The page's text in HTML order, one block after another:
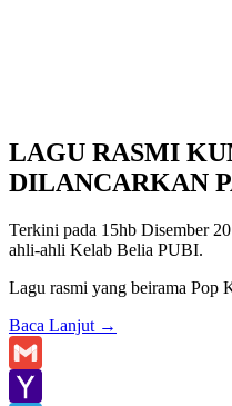
LAGU RASMI
DILANCARKAN
Terkini pada 15hb Disember
ahli-ahli Kelab Belia PUBI.
Lagu rasmi yang beirama Pop
Baca Lanjut →
Gmail